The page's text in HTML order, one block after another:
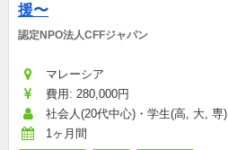
援〜
認定NPO法人CFFジャパン
マレーシア
費用: 280,000円
社会人(20代中心)・学生(高, 大, 専)
1ヶ月間